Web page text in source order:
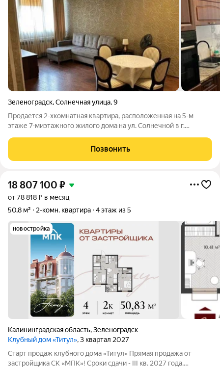
Зеленоградск,Солнечная улица,9
Продается 2-хкомнатная квартира, расположенная на 5-м
этаже 7-миэтажного жилого дома на ул. Солнечной в г.
изолированные- 22/10 кв.м., кухня-10 кв.м. Автономное
газовое отпение. В квартире сделан
Позвонить
18 807 100 ₽
от 78 818 ₽ в месяц
50,8 м²
2-комн. квартира 4 этаж из 5
новостройка
Калининградская область,Зеленоградск
Клубный дом «Титул», 3 квартал 2027
Старт продаж клубного дома «Титул» Прямая продажа от
застройщика СК «МПК»! Сроки сдачи - III кв. 2027 года.